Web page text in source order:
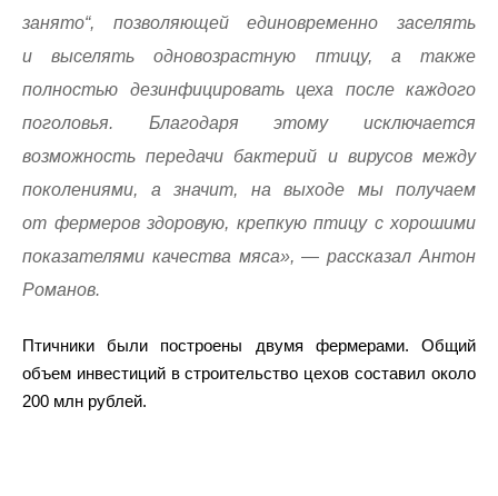
занято“, позволяющей единовременно заселять
и выселять одновозрастную птицу, а также
полностью дезинфицировать цеха после каждого
поголовья. Благодаря этому исключается
возможность передачи бактерий и вирусов между
поколениями, а значит, на выходе мы получаем
от фермеров здоровую, крепкую птицу с хорошими
показателями качества мяса», — рассказал Антон
Романов.
Птичники были построены двумя фермерами. Общий
объем инвестиций в строительство цехов составил около
200 млн рублей.